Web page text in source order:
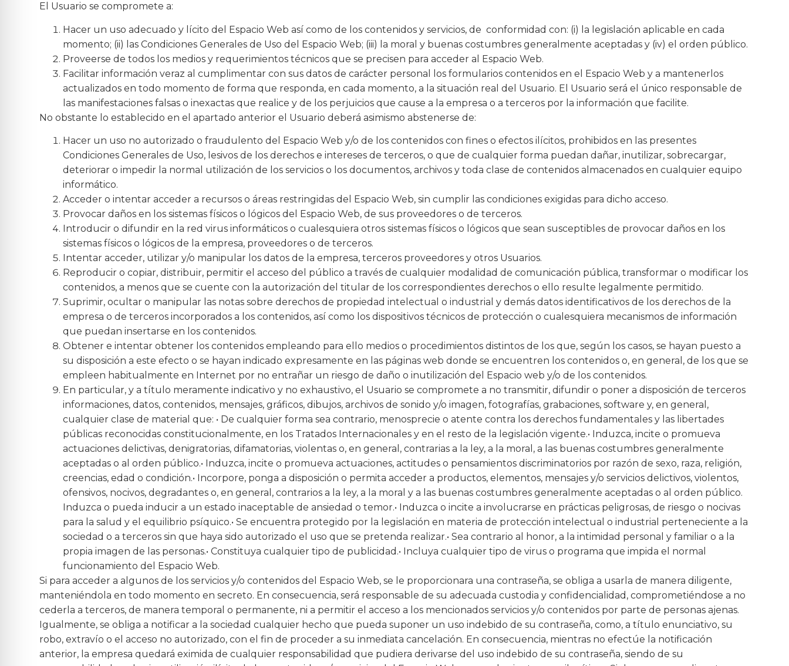
El Usuario se compromete a:
Hacer un uso adecuado y lícito del Espacio Web así como de los contenidos y servicios, de conformidad con: (i) la legislación aplicable en cada
momento; (ii) las Condiciones Generales de Uso del Espacio Web; (iii) la moral y buenas costumbres generalmente aceptadas y (iv) el orden público.
Proveerse de todos los medios y requerimientos técnicos que se precisen para acceder al Espacio Web.
Facilitar información veraz al cumplimentar con sus datos de carácter personal los formularios contenidos en el Espacio Web y a mantenerlos
actualizados en todo momento de forma que responda, en cada momento, a la situación real del Usuario. El Usuario será el único responsable de
las manifestaciones falsas o inexactas que realice y de los perjuicios que cause a la empresa o a terceros por la información que facilite.
No obstante lo establecido en el apartado anterior el Usuario deberá asimismo abstenerse de:
Hacer un uso no autorizado o fraudulento del Espacio Web y/o de los contenidos con fines o efectos ilícitos, prohibidos en las presentes
Condiciones Generales de Uso, lesivos de los derechos e intereses de terceros, o que de cualquier forma puedan dañar, inutilizar, sobrecargar,
deteriorar o impedir la normal utilización de los servicios o los documentos, archivos y toda clase de contenidos almacenados en cualquier equipo
informático.
Acceder o intentar acceder a recursos o áreas restringidas del Espacio Web, sin cumplir las condiciones exigidas para dicho acceso.
Provocar daños en los sistemas físicos o lógicos del Espacio Web, de sus proveedores o de terceros.
Introducir o difundir en la red virus informáticos o cualesquiera otros sistemas físicos o lógicos que sean susceptibles de provocar daños en los
sistemas físicos o lógicos de la empresa, proveedores o de terceros.
Intentar acceder, utilizar y/o manipular los datos de la empresa, terceros proveedores y otros Usuarios.
Reproducir o copiar, distribuir, permitir el acceso del público a través de cualquier modalidad de comunicación pública, transformar o modificar los
contenidos, a menos que se cuente con la autorización del titular de los correspondientes derechos o ello resulte legalmente permitido.
Suprimir, ocultar o manipular las notas sobre derechos de propiedad intelectual o industrial y demás datos identificativos de los derechos de la
empresa o de terceros incorporados a los contenidos, así como los dispositivos técnicos de protección o cualesquiera mecanismos de información
que puedan insertarse en los contenidos.
Obtener e intentar obtener los contenidos empleando para ello medios o procedimientos distintos de los que, según los casos, se hayan puesto a
su disposición a este efecto o se hayan indicado expresamente en las páginas web donde se encuentren los contenidos o, en general, de los que se
empleen habitualmente en Internet por no entrañar un riesgo de daño o inutilización del Espacio web y/o de los contenidos.
En particular, y a título meramente indicativo y no exhaustivo, el Usuario se compromete a no transmitir, difundir o poner a disposición de terceros
informaciones, datos, contenidos, mensajes, gráficos, dibujos, archivos de sonido y/o imagen, fotografías, grabaciones, software y, en general,
cualquier clase de material que: • De cualquier forma sea contrario, menosprecie o atente contra los derechos fundamentales y las libertades
públicas reconocidas constitucionalmente, en los Tratados Internacionales y en el resto de la legislación vigente.• Induzca, incite o promueva
actuaciones delictivas, denigratorias, difamatorias, violentas o, en general, contrarias a la ley, a la moral, a las buenas costumbres generalmente
aceptadas o al orden público.• Induzca, incite o promueva actuaciones, actitudes o pensamientos discriminatorios por razón de sexo, raza, religión,
creencias, edad o condición.• Incorpore, ponga a disposición o permita acceder a productos, elementos, mensajes y/o servicios delictivos, violentos,
ofensivos, nocivos, degradantes o, en general, contrarios a la ley, a la moral y a las buenas costumbres generalmente aceptadas o al orden público.
Induzca o pueda inducir a un estado inaceptable de ansiedad o temor.• Induzca o incite a involucrarse en prácticas peligrosas, de riesgo o nocivas
para la salud y el equilibrio psíquico.• Se encuentra protegido por la legislación en materia de protección intelectual o industrial perteneciente a la
sociedad o a terceros sin que haya sido autorizado el uso que se pretenda realizar.• Sea contrario al honor, a la intimidad personal y familiar o a la
propia imagen de las personas.• Constituya cualquier tipo de publicidad.• Incluya cualquier tipo de virus o programa que impida el normal
funcionamiento del Espacio Web.
Si para acceder a algunos de los servicios y/o contenidos del Espacio Web, se le proporcionara una contraseña, se obliga a usarla de manera diligente,
manteniéndola en todo momento en secreto. En consecuencia, será responsable de su adecuada custodia y confidencialidad, comprometiéndose a no
cederla a terceros, de manera temporal o permanente, ni a permitir el acceso a los mencionados servicios y/o contenidos por parte de personas ajenas.
Igualmente, se obliga a notificar a la sociedad cualquier hecho que pueda suponer un uso indebido de su contraseña, como, a título enunciativo, su
robo, extravío o el acceso no autorizado, con el fin de proceder a su inmediata cancelación. En consecuencia, mientras no efectúe la notificación
anterior, la empresa quedará eximida de cualquier responsabilidad que pudiera derivarse del uso indebido de su contraseña, siendo de su